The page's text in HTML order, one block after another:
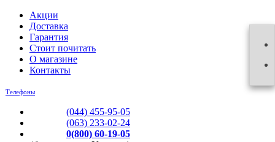
Акции
Доставка
Гарантия
Стоит почитать
О магазине
Контакты
Телефоны
(044) 455-95-05
(063) 233-02-24
0(800) 60-19-05